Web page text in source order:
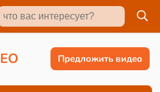
EO Предложить видео